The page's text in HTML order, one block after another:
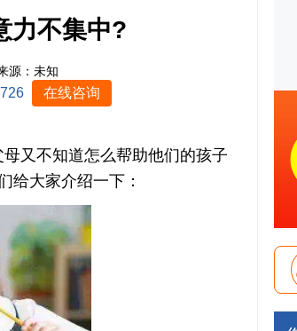
力不集中?
源：未知
在线咨询
又不知道怎么帮助他们的孩子
给大家介绍一下：